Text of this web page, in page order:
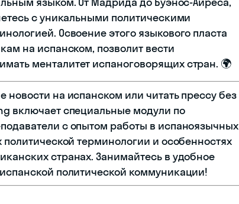
с уникальными политическими
Освоение этого языкового пласта
на испанском, позволит вести
менталитет испаноговорящих стран. 🌍
новости на испанском или читать прессу без
включает специальные модули по
с опытом работы в испаноязычных
политической терминологии и особенностях
странах. Занимайтесь в удобное
политической коммуникации!